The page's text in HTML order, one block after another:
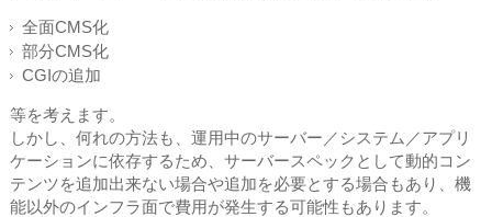
全面CMS化
部分CMS化
CGIの追加
等を考えます。
しかし、何れの方法も、運用中のサーバー／システム／アプリ
ケーションに依存するため、サーバースペックとして動的コン
テンツを追加出来ない場合や追加を必要とする場合もあり、機
能以外のインフラ面で費用が発生する可能性もあります。